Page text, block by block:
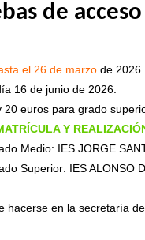
de
el 26 de marzo de 2026.
16 de junio de 2026.
euros para grado
Y
Medio: IES JORGE
Superior: IES ALONSO
hacerse en la secretaría